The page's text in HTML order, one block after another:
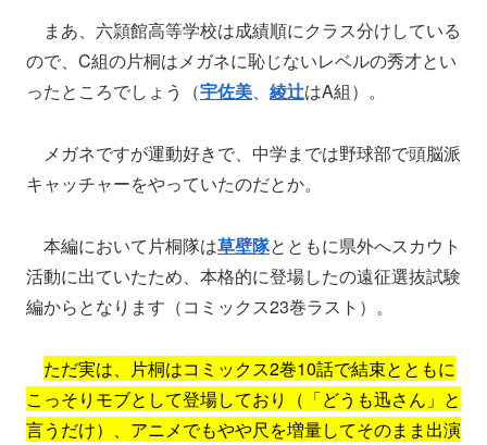
まあ、六頴館高等学校は成績順にクラス分けしている
ので、C組の片桐はメガネに恥じないレベルの秀才とい
ったところでしょう（宇佐美、 綾辻はA組）。
メガネですが運動好きで、中学までは野球部で頭脳派
キャッチャーをやっていたのだとか。
本編において片桐隊は草壁隊とともに県外へスカウト
活動に出ていたため、本格的に登場したの遠征選抜試験
編からとなります（コミックス23巻ラスト）。
ただ実は、片桐はコミックス2巻10話で結束とともに
こっそりモブとして登場しており（「どうも迅さん」と
言うだけ）、アニメでもやや尺を増量してそのまま出演